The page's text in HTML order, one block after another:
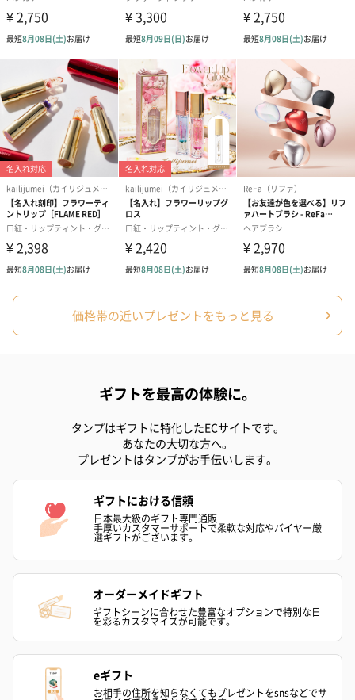
フラワーテディベア
（2,390円）
テディベア（バニラ）
（1,760円）
テディベア（
ル）（1,760円
紅茶・コーヒー・スイーツ
紅茶・コーヒー・スイーツを同梱してお届けいたします。ギフト
への＋αにおすすめです。
アールグレイ（HAPPY
BIRTHDAY TO YOU）
（660円）
アールグレイティー
（660円）
フルーツティ
スイーツを同梱してお届けいたします。ギフトへの＋αにおすすめ
ゼリーバウム カット
（レモン＆紅茶）（432
円）
麦わらパンダバウム
（バナナ味）（540円）
ェ〜国産フル
り〜 3号（864
価格帯の近いプレゼントをもっと見る
ギフトを最高の体験に。
タンプはギフトに特化したECサイトです。
あなたの大切な方へ。
プレゼントはタンプがお手伝いします。
ギフトにおける信頼
日本最大級のギフト専門通販
手厚いカスタマーサポートで柔軟な対応やバイヤー厳
選ギフトがございます。
オーダーメイドギフト
ギフトシーンに合わせた豊富なオプションで特別な日
を彩るカスタマイズが可能です。
eギフト
お相手の住所を知らなくてもプレゼントをsnsなどでサ